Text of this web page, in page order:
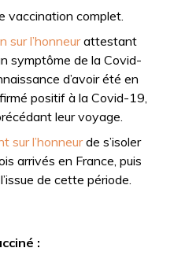
vaccination complet.
sur l’honneurattestant
symptôme de la Covid-
d’avoir été en
positif à la Covid-19,
leur voyage.
sur l’honneurde s’isoler
arrivés en France, puis
de cette période.
: